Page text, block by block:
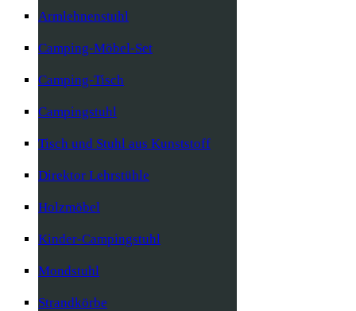
Armlehnenstuhl
Camping-Möbel-Set
Camping-Tisch
Campingstuhl
Tisch und Stuhl aus Kunststoff
Direktor Lehrstühle
Holzmöbel
Kinder-Campingstuhl
Mondstuhl
Strandkörbe